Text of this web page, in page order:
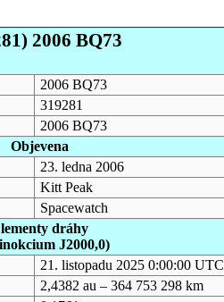
2006 BQ73
2006 BQ73
319281
2006 BQ73
Objevena
23. ledna 2006
Kitt Peak
Spacewatch
dráhy
J2000,0)
21. listopadu 2025 0:00:00 UTC
2,4382 au – 364 753 298 km